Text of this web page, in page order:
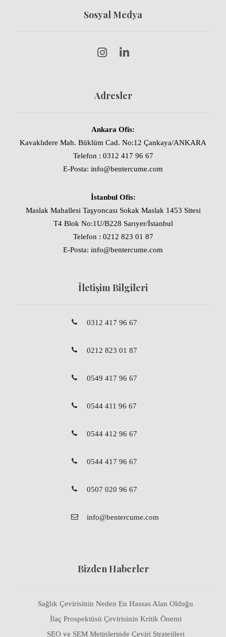
Sosyal Medya
Adresler
Ankara Ofis:
Kavaklıdere Mah. Büklüm Cad. No:12 Çankaya/ANKARA
Telefon : 0312 417 96 67
E-Posta: info@bentercume.com
İstanbul Ofis:
Maslak Mahallesi Taşyoncası Sokak Maslak 1453 Sitesi
T4 Blok No:1U/B228 Sarıyer/İstanbul
Telefon : 0212 823 01 87
E-Posta: info@bentercume.com
İletişim Bilgileri
0312 417 96 67
0212 823 01 87
0549 417 96 67
0544 411 96 67
0544 412 96 67
0544 417 96 67
0507 020 96 67
info@bentercume.com
Bizden Haberler
Sağlık Çevirisinin Neden En Hassas Alan Olduğu
İlaç Prospektüsü Çevirisinin Kritik Önemi
SEO ve SEM Metinlerinde Çeviri Stratejileri